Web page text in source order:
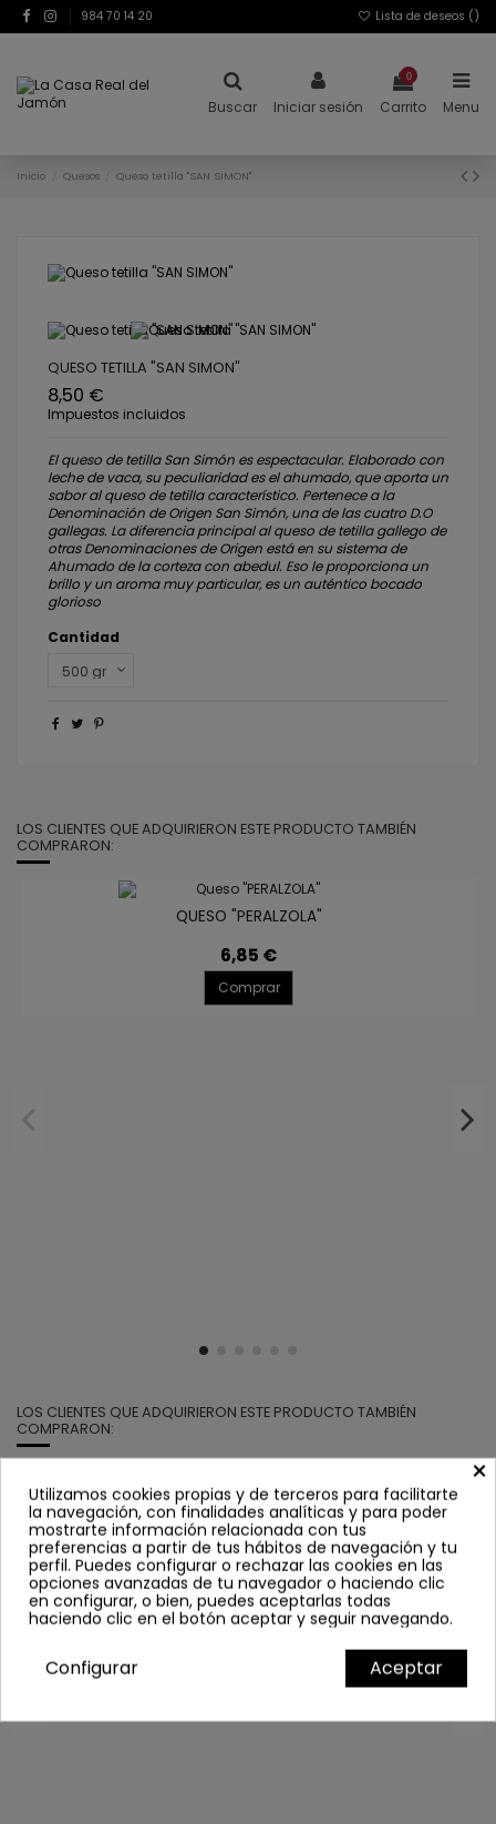
984 70 14 20 Lista de deseos ()
Buscar Iniciar sesión
0
Carrito Menu
Inicio Quesos Queso tetilla "SAN SIMON"
QUESO TETILLA "SAN SIMON"
8,50 €
Impuestos incluidos
El queso de tetilla San Simón es espectacular. Elaborado con
leche de vaca, su peculiaridad es el ahumado, que aporta un
sabor al queso de tetilla característico. Pertenece a la
Denominación de Origen San Simón, una de las cuatro D.O
gallegas. La diferencia principal al queso de tetilla gallego de
otras Denominaciones de Origen está en su sistema de
Ahumado de la corteza con abedul. Eso le proporciona un
brillo y un aroma muy particular, es un auténtico bocado
glorioso
Cantidad
LOS CLIENTES QUE ADQUIRIERON ESTE PRODUCTO TAMBIÉN
COMPRARON:
QUESO "PERALZOLA"
6,85 €
Comprar
LOS CLIENTES QUE ADQUIRIERON ESTE PRODUCTO TAMBIÉN
COMPRARON:
FABADA ASTURIANA 6/7 RACIONES
22,95 €
Comprar
×
Utilizamos cookies propias y de terceros para facilitarte
la navegación, con finalidades analíticas y para poder
mostrarte información relacionada con tus
preferencias a partir de tus hábitos de navegación y tu
perfil. Puedes configurar o rechazar las cookies en las
opciones avanzadas de tu navegador o haciendo clic
en configurar, o bien, puedes aceptarlas todas
haciendo clic en el botón aceptar y seguir navegando.
Aceptar
Configurar